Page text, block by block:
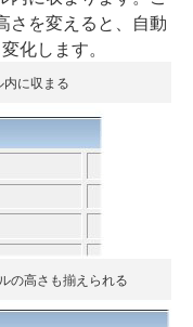
さを変えると、自動
化します。
に収まる
の高さも揃えられる